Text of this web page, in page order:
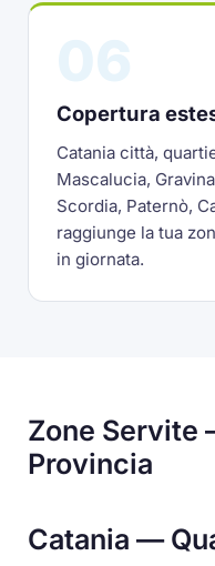
Copertura
Catania città,
Mascalucia,
Scordia, Paternò,
raggiunge la tua
in giornata.
Zone Servite
Provincia
Catania —